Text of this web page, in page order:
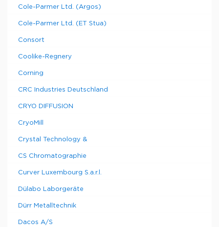
Cole-Parmer Ltd. (Argos)
Cole-Parmer Ltd. (ET Stua)
Consort
Coolike-Regnery
Corning
CRC Industries Deutschland
CRYO DIFFUSION
CryoMill
Crystal Technology &
CS Chromatographie
Curver Luxembourg S.a.r.l.
Dülabo Laborgeräte
Dürr Metalltechnik
Dacos A/S